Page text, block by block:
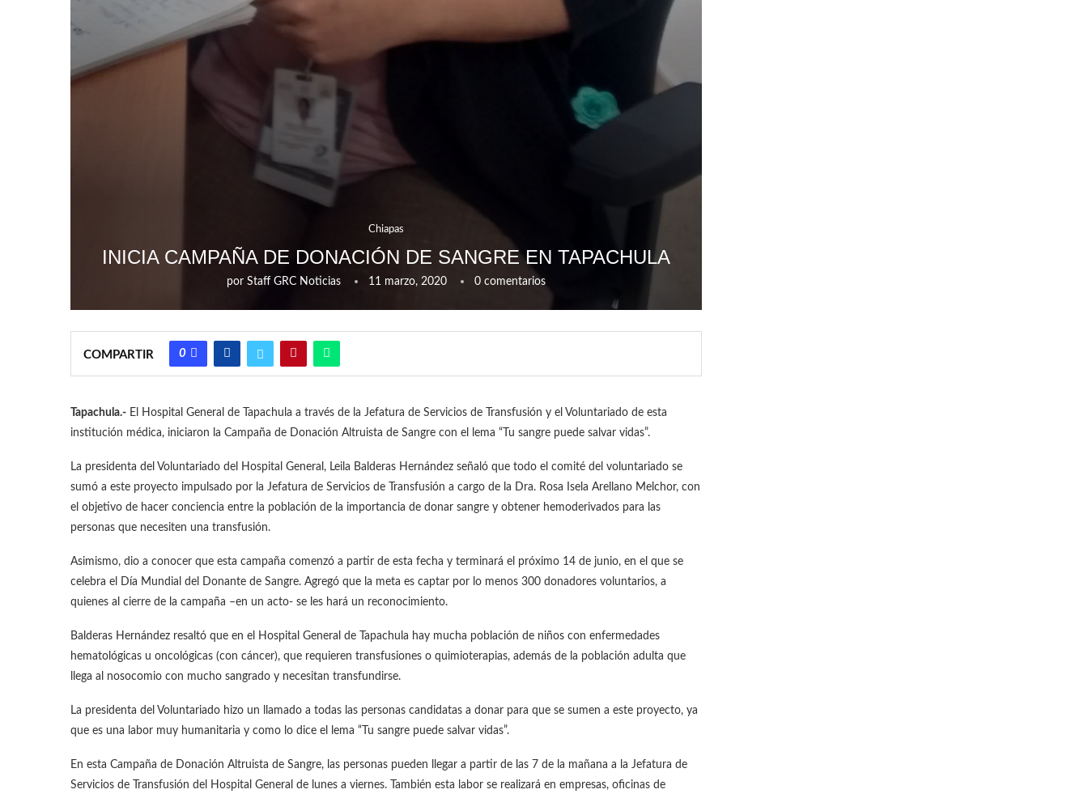
Chiapas
INICIA CAMPAÑA DE DONACIÓN DE SANGRE EN TAPACHULA
por Staff GRC Noticias 11 marzo, 2020 0 comentarios
COMPARTIR 0
Tapachula.- El Hospital General de Tapachula a través de la Jefatura de Servicios de Transfusión y el Voluntariado de esta
institución médica, iniciaron la Campaña de Donación Altruista de Sangre con el lema “Tu sangre puede salvar vidas”.
La presidenta del Voluntariado del Hospital General, Leila Balderas Hernández señaló que todo el comité del voluntariado se
sumó a este proyecto impulsado por la Jefatura de Servicios de Transfusión a cargo de la Dra. Rosa Isela Arellano Melchor, con
el objetivo de hacer conciencia entre la población de la importancia de donar sangre y obtener hemoderivados para las
personas que necesiten una transfusión.
Asimismo, dio a conocer que esta campaña comenzó a partir de esta fecha y terminará el próximo 14 de junio, en el que se
celebra el Día Mundial del Donante de Sangre. Agregó que la meta es captar por lo menos 300 donadores voluntarios, a
quienes al cierre de la campaña –en un acto- se les hará un reconocimiento.
Balderas Hernández resaltó que en el Hospital General de Tapachula hay mucha población de niños con enfermedades
hematológicas u oncológicas (con cáncer), que requieren transfusiones o quimioterapias, además de la población adulta que
llega al nosocomio con mucho sangrado y necesitan transfundirse.
La presidenta del Voluntariado hizo un llamado a todas las personas candidatas a donar para que se sumen a este proyecto, ya
que es una labor muy humanitaria y como lo dice el lema “Tu sangre puede salvar vidas”.
En esta Campaña de Donación Altruista de Sangre, las personas pueden llegar a partir de las 7 de la mañana a la Jefatura de
Servicios de Transfusión del Hospital General de lunes a viernes. También esta labor se realizará en empresas, oficinas de